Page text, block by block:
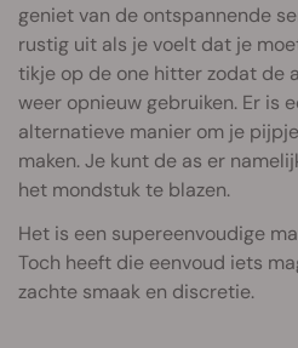
geniet van de ontspannende
rustig uit als je voelt dat je
tikje op de one hitter zodat de
weer opnieuw gebruiken. Er is
alternatieve manier om je
maken. Je kunt de as er
het mondstuk te blazen.
Het is een supereenvoudige
Toch heeft die eenvoud iets
zachte smaak en discretie.